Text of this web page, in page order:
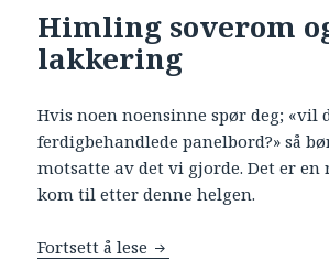
Himling soverom
lakkering
Hvis noen noensinne spør deg; «vil
ferdigbehandlede panelbord?» så
motsatte av det vi gjorde. Det er en
kom til etter denne helgen.
Fortsett å lese Himling soverom og